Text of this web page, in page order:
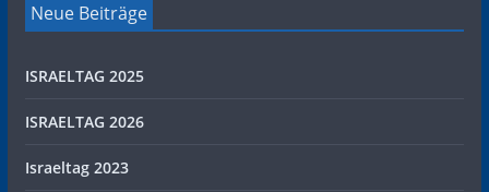
Neue Beiträge
ISRAELTAG 2025
ISRAELTAG 2026
Israeltag 2023